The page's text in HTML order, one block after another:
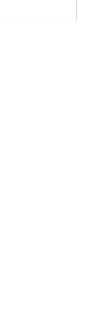
de Resident Evil